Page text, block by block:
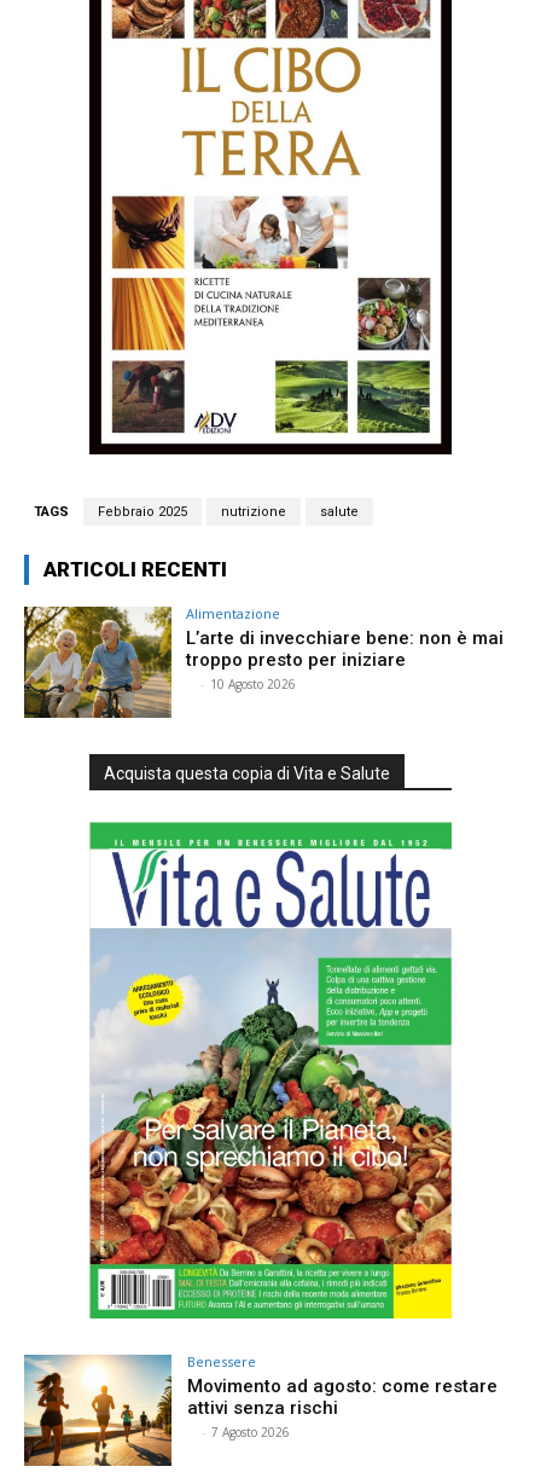
TAGS Febbraio 2025 nutrizione salute
ARTICOLI RECENTI
Alimentazione
L’arte di invecchiare bene: non è mai
troppo presto per iniziare
- 10 Agosto 2026
Acquista questa copia di Vita e Salute
Benessere
Movimento ad agosto: come restare
attivi senza rischi
- 7 Agosto 2026